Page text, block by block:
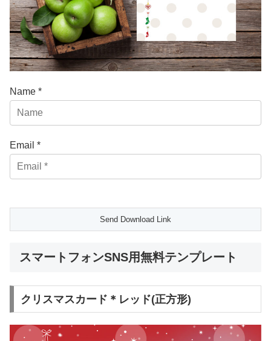
Name *
Email *
スマートフォンSNS用無料テンプレート
クリスマスカード＊レッド(正方形)